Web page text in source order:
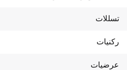
تسللات
ركنيات
عرضيات